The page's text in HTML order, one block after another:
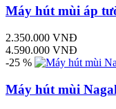
Máy hút mùi áp
2.350.000 VNĐ
4.590.000 VNĐ
-25 %
Máy hút mùi